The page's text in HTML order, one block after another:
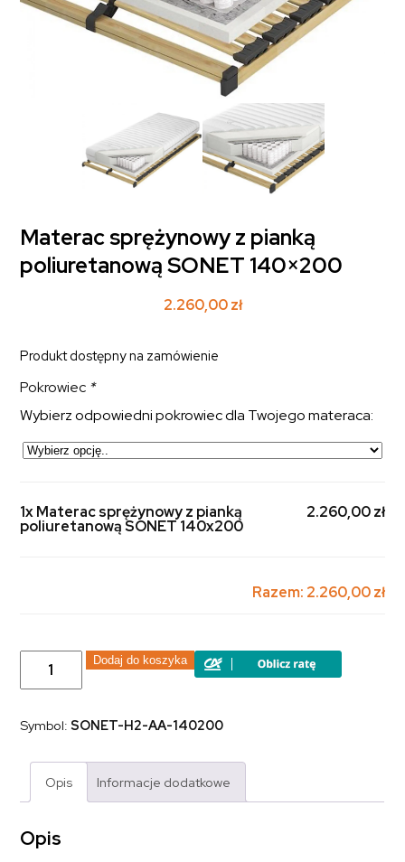
Materac sprężynowy z pianką
poliuretanową SONET 140×200
2.260,00zł
Produkt dostępny na zamówienie
Pokrowiec *
Wybierz odpowiedni pokrowiec dla Twojego materaca:
1x Materac sprężynowy z pianką
poliuretanową SONET 140x200
2.260,00 zł
Razem: 2.260,00 zł
ilość
Materac
sprężynowy
poliuretanową
140x200
Dodaj do koszyka
Symbol:SONET-H2-AA-140200
Opis Informacje dodatkowe
Opis